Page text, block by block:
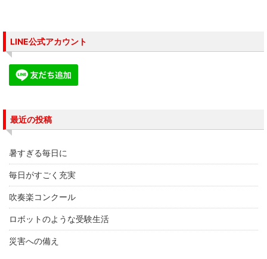
き
ま
す
)
し
い
ウ
ィ
ン
ド
ウ
す
LINE公式アカウント
最近の投稿
暑すぎる毎日に
毎日がすごく充実
吹奏楽コンクール
ロボットのような受験生活
災害への備え